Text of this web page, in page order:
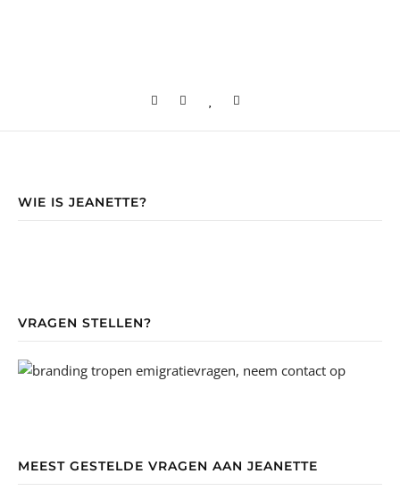
WIE IS JEANETTE?
VRAGEN STELLEN?
MEEST GESTELDE VRAGEN AAN JEANETTE